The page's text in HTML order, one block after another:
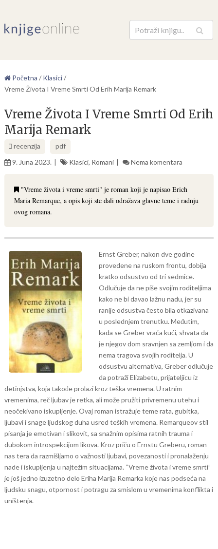
Pretraga
Početna / Klasici/
Vreme Života I Vreme Smrti Od Erih Marija Remark
Vreme Života I Vreme Smrti Od Erih
Marija Remark
recenzija
pdf
9. Juna 2023.
Klasici, Romani Nema komentara
"Vreme života i vreme smrti" je roman koji je napisao Erich
Maria Remarque, a opis koji ste dali odražava glavne teme i radnju
ovog romana.
Ernst Greber, nakon dve godine
provedene na ruskom frontu, dobija
kratko odsustvo od tri sedmice.
Odlučuje da ne piše svojim roditeljima
kako ne bi davao lažnu nadu, jer su
ranije odsustva često bila otkazivana
u poslednjem trenutku. Međutim,
kada se Greber vraća kući, shvata da
je njegov dom sravnjen sa zemljom i da
nema tragova svojih roditelja. U
odsustvu alternativa, Greber odlučuje
da potraži Elizabetu, prijateljicu iz
detinjstva, koja takođe prolazi kroz teška vremena. U ratnim
vremenima, reč ljubav je retka, ali može pružiti privremenu utehu i
neočekivano iskupljenje. Ovaj roman istražuje teme rata, gubitka,
ljubavi i snage ljudskog duha usred teških vremena. Remarqueov stil
pisanja je emotivan i slikovit, sa snažnim opisima ratnih trauma i
dubokom introspekcijom likova. Kroz priču o Ernstu Greberu, roman
nas tera da razmišljamo o važnosti ljubavi, povezanosti i pronalaženju
nade i iskupljenja u najtežim situacijama. “Vreme života i vreme smrti”
je još jedno izuzetno delo Eriha Marija Remarka koje nas podseća na
ljudsku snagu, otpornost i potragu za smislom u vremenima konflikta i
uništenja.